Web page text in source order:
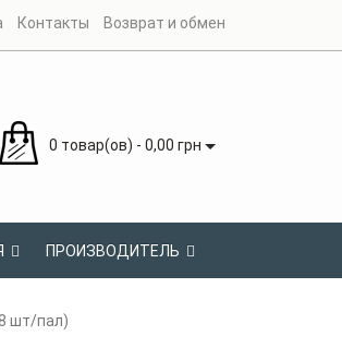
Контакты Возврат и обмен
0 товар(ов) - 0,00 грн
ПРОИЗВОДИТЕЛЬ
шт/пал)